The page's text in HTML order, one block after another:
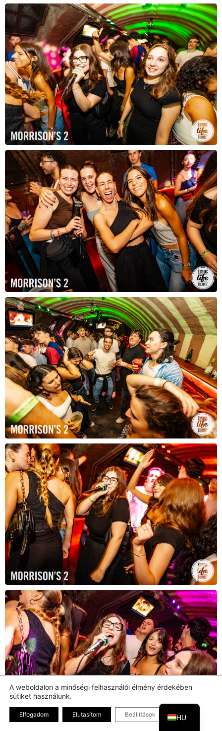
A weboldalon a minőségi felhasználói élmény érdekében
sütiket használunk.
Elfogadom Elutasítom Beállítások Bezárás
HU